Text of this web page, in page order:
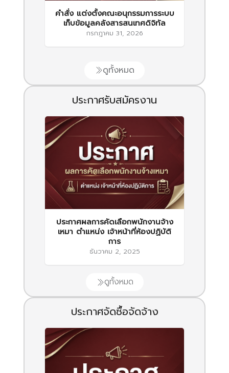
คำสั่ง แต่งตั้งคณะอนุกรรมการระบบ
เก็บข้อมูลคลังสารสนเทศดิจิทัล
กรกฎาคม 31, 2026
ดูทั้งหมด
ประกาศรับสมัครงาน
ประกาศผลการคัดเลือกพนักงานจ้าง
เหมา ตำแหน่ง เจ้าหน้าที่ห้องปฏิบัติ
การ
ธันวาคม 2, 2025
ดูทั้งหมด
ประกาศจัดซื้อจัดจ้าง